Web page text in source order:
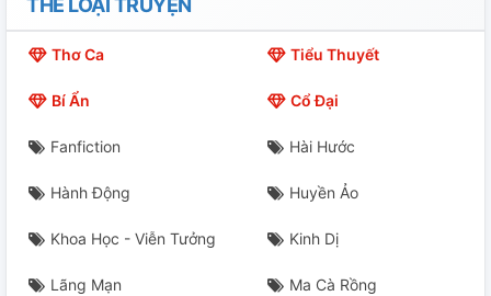
THỂ LOẠI TRUYỆN
Thơ Ca Tiểu Thuyết
Bí Ẩn Cổ Đại
Fanfiction Hài Hước
Hành Động Huyền Ảo
Khoa Học - Viễn Tưởng Kinh Dị
Lãng Mạn Ma Cà Rồng